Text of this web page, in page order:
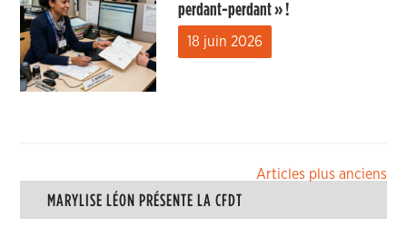
perdant-perdant » !
18 juin 2026
Navigation
des
Articles plus anciens
MARYLISE LÉON PRÉSENTE LA CFDT